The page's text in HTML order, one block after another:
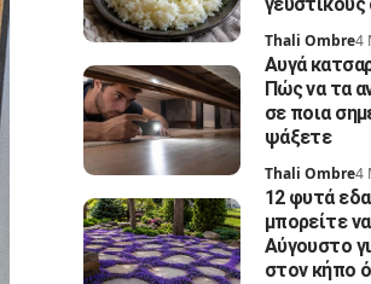
Thali Ombre4
Αυγά
Πώς να τα
σε ποια
ψάξετε
Thali Ombre4
12 φυτά
μπορείτε
Αύγουστο
στον κήπο